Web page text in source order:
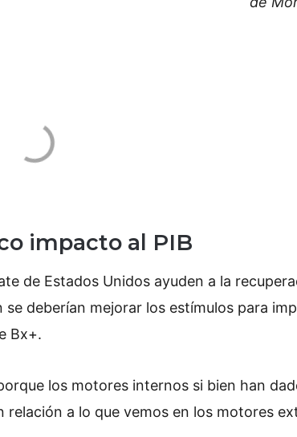
impacto al PIB
de Estados Unidos ayuden a la
deberían mejorar los estímulos para
Bx+.
los motores internos si bien han
a lo que vemos en los motores